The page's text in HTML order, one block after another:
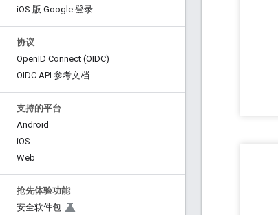
iOS 版 Google 登录
协议
OpenID Connect (OIDC)
OIDC API 参考文档
支持的平台
Android
iOS
Web
抢先体验功能
安全软件包